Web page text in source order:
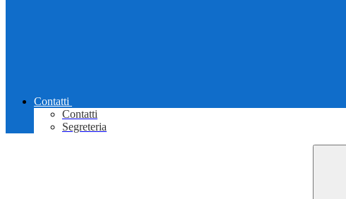
Contatti
Contatti
Segreteria